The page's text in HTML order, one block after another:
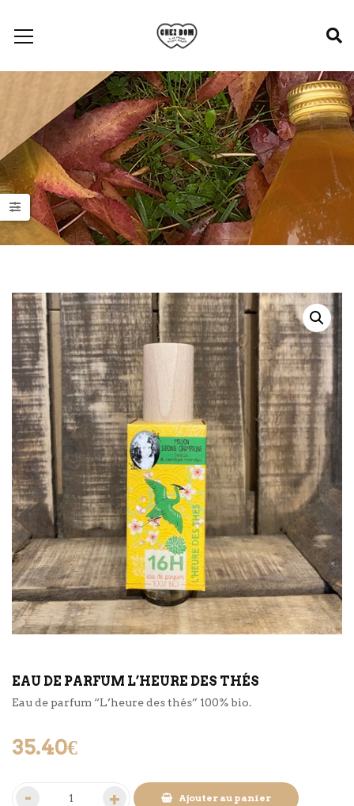
EAU DE PARFUM L’HEURE DES THÉS
Eau de parfum “L’heure des thés” 100% bio.
35.40€
Ajouter au panier